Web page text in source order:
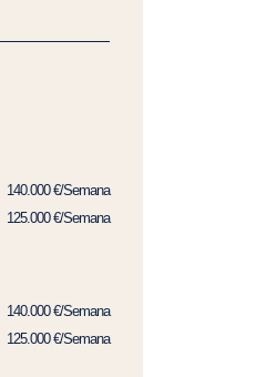
140.000 €/Semana
125.000 €/Semana
140.000 €/Semana
125.000 €/Semana